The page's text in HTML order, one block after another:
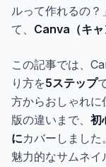
ルって作れるの
て、 Canva（キ
この記事では、
り方を5ステップ
方からおしゃれ
版の違いまで、 初
にカバーしまし
魅力的なサムネ